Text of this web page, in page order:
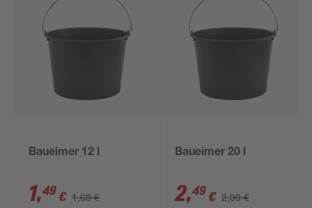
Baueimer 12 l
1,49 € 1,69 €
Baueimer 20 l
2,49 € 2,99 €